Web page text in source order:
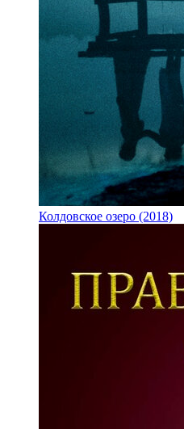
Колдовское озеро (2018)